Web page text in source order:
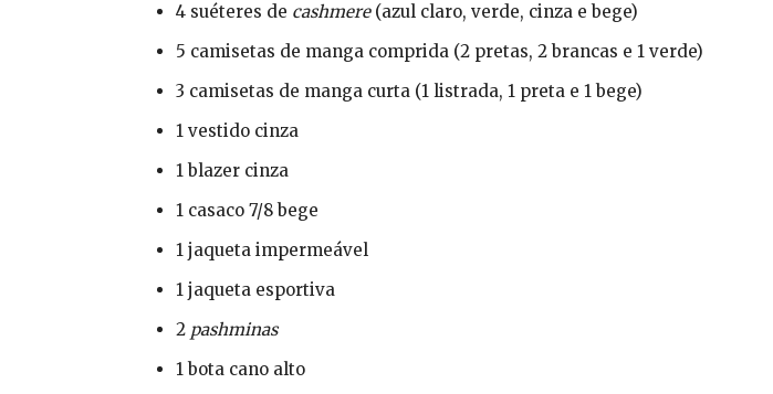
4 suéteres de cashmere(azul claro, verde, cinza e bege)
5 camisetas de manga comprida (2 pretas, 2 brancas e 1 verde)
3 camisetas de manga curta (1 listrada, 1 preta e 1 bege)
1 vestido cinza
1 blazer cinza
1 casaco 7/8 bege
1 jaqueta impermeável
1 jaqueta esportiva
2 pashminas
1 bota cano alto